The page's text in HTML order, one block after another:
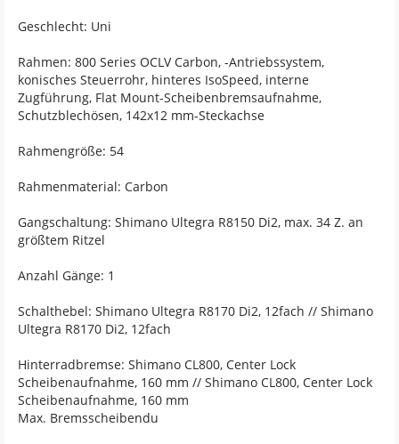
Geschlecht: Uni
Rahmen: 800 Series OCLV Carbon, -Antriebssystem,
konisches Steuerrohr, hinteres IsoSpeed, interne
Zugführung, Flat Mount-Scheibenbremsaufnahme,
Schutzblechösen, 142x12 mm-Steckachse
Rahmengröße: 54
Rahmenmaterial: Carbon
Gangschaltung: Shimano Ultegra R8150 Di2, max. 34 Z. an
größtem Ritzel
Anzahl Gänge: 1
Schalthebel: Shimano Ultegra R8170 Di2, 12fach // Shimano
Ultegra R8170 Di2, 12fach
Hinterradbremse: Shimano CL800, Center Lock
Scheibenaufnahme, 160 mm // Shimano CL800, Center Lock
Scheibenaufnahme, 160 mm
Max. Bremsscheibendu